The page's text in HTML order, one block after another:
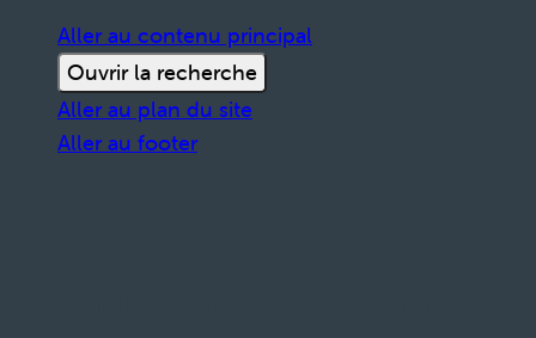
Aller au contenu principal
Ouvrir la recherche
Aller au plan du site
Aller au footer